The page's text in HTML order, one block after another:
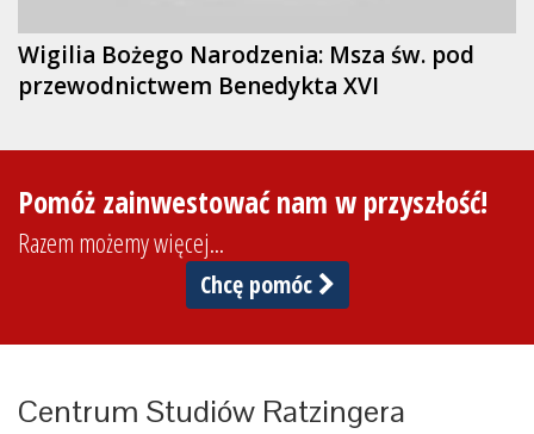
Wigilia Bożego Narodzenia: Msza św. pod
przewodnictwem Benedykta XVI
Pomóż zainwestować nam w przyszłość!
Razem możemy więcej...
Chcę pomóc
Centrum Studiów Ratzingera